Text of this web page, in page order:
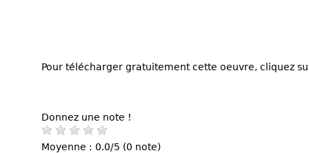
Pour télécharger gratuitement cette oeuvre, cliquez
Donnez une note !
Moyenne : 0.0/5 (0 note)